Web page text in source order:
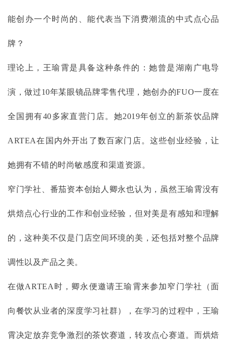
能创办一个时尚的、能代表当下消费潮流的中式点心品
牌？
理论上，王瑜霄是具备这种条件的：她曾是湖南广电导
演，做过10年某眼镜品牌零售代理，她创办的FUO一度在
全国拥有40多家直营门店。她2019年创立的新茶饮品牌
ARTEA在国内外开出了数百家门店。这些创业经验，让
她拥有不错的时尚敏感度和渠道资源。
窄门学社、番茄资本创始人卿永也认为，虽然王瑜霄没有
烘焙点心行业的工作和创业经验，但对美是有感知和理解
的，这种美不仅是门店空间环境的美，还包括对整个品牌
调性以及产品之美。
在做ARTEA时，卿永便邀请王瑜霄来参加窄门学社（面
向餐饮从业者的深度学习社群），在学习的过程中，王瑜
霄决定放弃竞争激烈的茶饮赛道，转攻点心赛道。而烘焙